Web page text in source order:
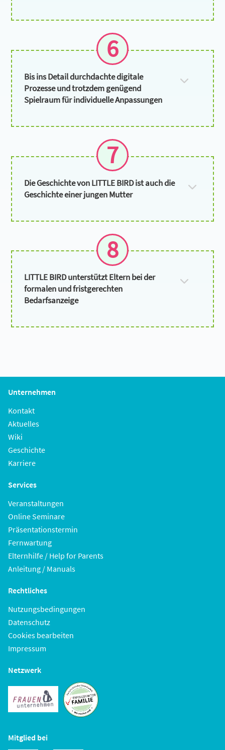
6
Bis ins Detail durchdachte digitale
Prozesse und trotzdem genügend
Spielraum für individuelle Anpassungen
7
Die Geschichte von LITTLE BIRD ist auch die
Geschichte einer jungen Mutter
8
LITTLE BIRD unterstützt Eltern bei der
formalen und fristgerechten
Bedarfsanzeige
Unternehmen
Kontakt
Aktuelles
Wiki
Geschichte
Karriere
Services
Veranstaltungen
Online Seminare
Präsentationstermin
Fernwartung
Elternhilfe / Help for Parents
Anleitung / Manuals
Rechtliches
Nutzungsbedingungen
Datenschutz
Cookies bearbeiten
Impressum
Netzwerk
Mitglied bei